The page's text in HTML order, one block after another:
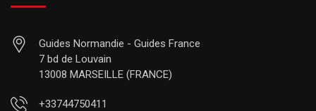
Guides Normandie - Guides France
7 bd de Louvain
13008 MARSEILLE (FRANCE)
+33744750411